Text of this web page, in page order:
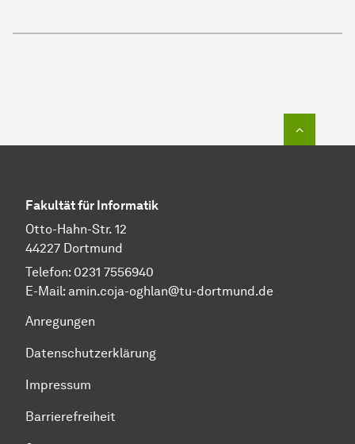
Fakultät für Informatik
Otto-Hahn-Str. 12
44227 Dortmund
Telefon: 0231 7556940
E-Mail: amin.coja-oghlan@tu-dortmund.de
Anregungen
Datenschutzerklärung
Impressum
Barrierefreiheit